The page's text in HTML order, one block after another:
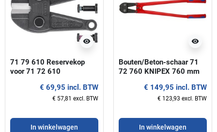
visibility
71 79 610 Reservekop
voor 71 72 610
€ 69,95 incl. BTW
€ 57,81 excl. BTW
In winkelwagen
visibility
Bouten/Beton-schaar 71
72 760 KNIPEX 760 mm
€ 149,95 incl. BTW
€ 123,93 excl. BTW
In winkelwagen